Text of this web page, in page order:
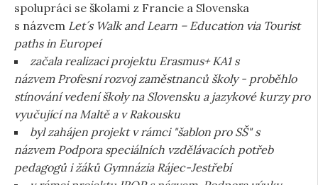
spolupráci se školami z Francie a Slovenska
s názvem Let´s Walk and Learn – Education via Tourist
paths in Europeí
začala realizaci projektu Erasmus+ KA1 s
názvem Profesní rozvoj zaměstnanců školy - proběhlo
stínování vedení školy na Slovensku a jazykové kurzy pro
vyučující na Maltě a v Rakousku
byl zahájen projekt v rámci "šablon pro SŠ" s
názvem Podpora speciálních vzdělávacích potřeb
pedagogů i žáků Gymnázia Rájec-Jestřebí